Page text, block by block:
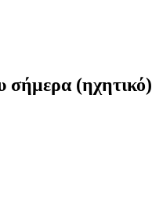
σήμερα (ηχητικό)